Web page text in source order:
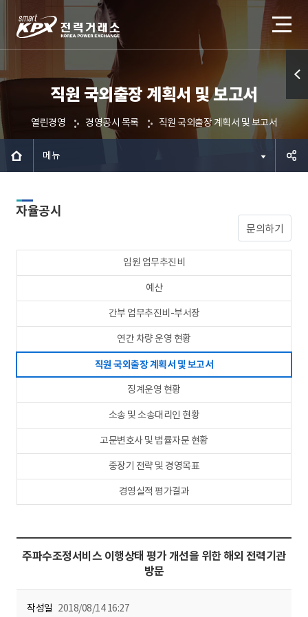
직원 국외출장 계획서 및 보고서
열린경영 경영공시 목록 직원 국외출장 계획서 및 보고서
메뉴
기
문의하기
자율공시
임원 업무추진비
예산
간부 업무추진비-부서장
연간 차량 운영 현황
직원 국외출장 계획서 및 보고서
징계운영 현황
소송 및 소송대리인 현황
고문변호사 및 법률자문 현황
중장기 전략 및 경영목표
경영실적 평가결과
주파수조정서비스 이행상태 평가 개선을 위한 해외 전력기관
방문
작성일 2018/08/14 16:27